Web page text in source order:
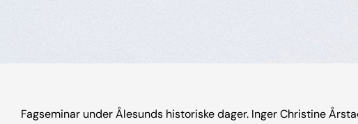
Fagseminar under Ålesunds historiske dager. Inger Christine